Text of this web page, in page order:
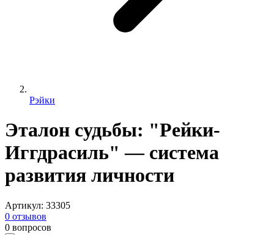
Рэйки
Эталон судьбы: "Рейки-
Иггдрасиль" — система
развития личности
Артикул: 33305
0 отзывов
0 вопросов